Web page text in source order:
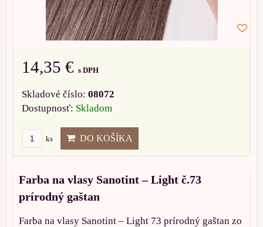
14,35 € s DPH
Skladové číslo: 08072
Dostupnosť: Skladom
ks DO KOŠÍKA
Farba na vlasy Sanotint – Light č.73
prírodný gaštan
Farba na vlasy Sanotint – Light 73 prírodný gaštan zo